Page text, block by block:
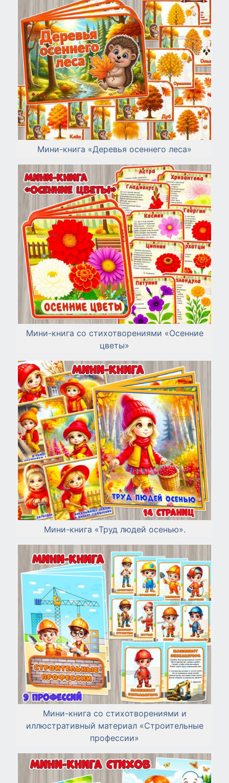
Мини-книга «Деревья осеннего леса»
Мини-книга со стихотворениями «Осенние
цветы»
Мини-книга «Труд людей осенью».
Мини-книга со стихотворениями и
иллюстративный материал «Строительные
профессии»